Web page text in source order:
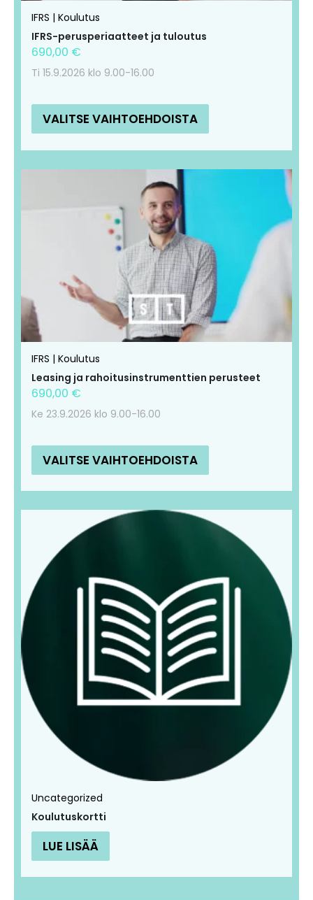
IFRS | Koulutus
IFRS-perusperiaatteet ja tuloutus
690,00 €
Ti 15.9.2026 klo 9.00-16.00
VALITSE VAIHTOEHDOISTA
IFRS | Koulutus
Leasing ja rahoitusinstrumenttien perusteet
690,00 €
Ke 23.9.2026 klo 9.00-16.00
VALITSE VAIHTOEHDOISTA
Uncategorized
Koulutuskortti
LUE LISÄÄ